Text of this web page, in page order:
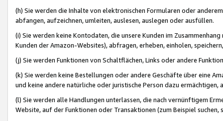
(h) Sie werden die Inhalte von elektronischen Formularen oder
abfangen, aufzeichnen, umleiten, auslesen, auslegen oder ausfüllen.
(i) Sie werden keine Kontodaten, die unsere Kunden im
Kunden der Amazon-Websites), abfragen, erheben, einholen,
(j) Sie werden Funktionen von Schaltflächen, Links oder andere
(k) Sie werden keine Bestellungen oder andere Geschäfte über eine
und keine andere natürliche oder juristische Person dazu
(l) Sie werden alle Handlungen unterlassen, die nach vernünftigem
Website, auf der Funktionen oder Transaktionen (zum Beispiel